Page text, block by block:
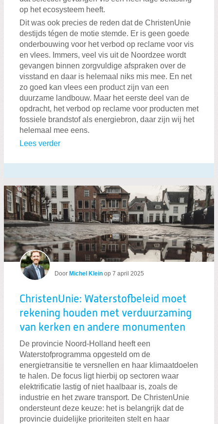
op het ecosysteem heeft.
Dit was ook precies de reden dat de ChristenUnie
destijds tégen de motie stemde. Er is geen goede
onderbouwing voor het verbod op reclame voor vis
en vlees. Immers, veel vis uit de Noordzee wordt
gevangen binnen zorgvuldige afspraken over de
visstand en daar is helemaal niks mis mee. En net
zo goed kan vlees een product zijn van een
duurzame landbouw. Maar het eerste deel van de
opdracht, het verbod op reclame voor producten met
fossiele brandstof als energiebron, daar zijn wij het
helemaal mee eens.
Lees verder
Door Michel Klein op 7 april 2025
ChristenUnie: Waterstofbeleid moet
rekening houden met verduurzaming
van kerken en andere monumenten
De provincie Noord-Holland heeft een
Waterstofprogramma opgesteld om de
energietransitie te versnellen en haar klimaatdoelen
te halen. De focus ligt hierbij op sectoren waar
elektrificatie lastig of niet haalbaar is, zoals de
industrie en het zware transport. De ChristenUnie
ondersteunt deze keuze: het is belangrijk dat de
provincie duidelijke prioriteiten stelt en haar